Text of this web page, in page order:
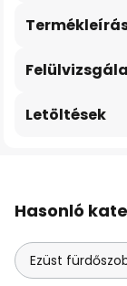
Letöltések
Hasonló
Ezüst